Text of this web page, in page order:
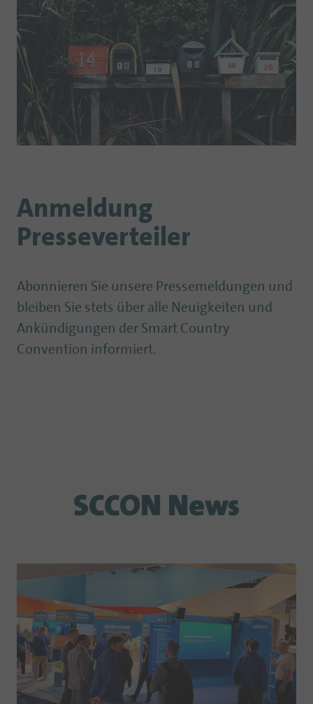
Anmeldung
Presseverteiler
Abonnieren Sie unsere Pressemeldungen und
bleiben Sie stets über alle Neuigkeiten und
Ankündigungen der Smart Country
Convention informiert.
SCCON News